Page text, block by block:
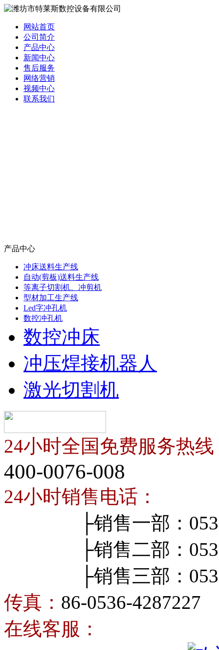
网站首页
公司简介
产品中心
新闻中心
售后服务
网络营销
视频中心
联系我们
产品中心
冲床送料生产线
自动(剪板)送料生产线
等离子切割机、冲剪机
型材加工生产线
Led字冲孔机
数控冲孔机
数控冲床
冲压焊接机器人
激光切割机
24小时全国免费服务热线
400-0076-008
24小时销售电话：
├销售一部：0536-
├销售二部：0536-
├销售三部：0536-
传真： 86-0536-4287227
在线客服：